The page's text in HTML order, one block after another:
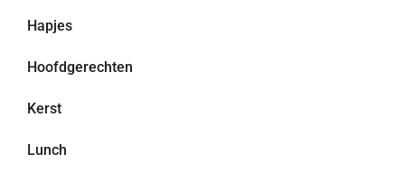
Hapjes
Hoofdgerechten
Kerst
Lunch